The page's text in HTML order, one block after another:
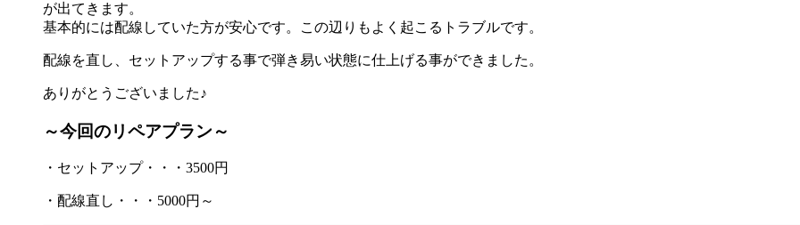
が出てきます。
基本的には配線していた方が安心です。この辺りもよく起こるトラブルです。
配線を直し、セットアップする事で弾き易い状態に仕上げる事ができました。
ありがとうございました♪
～今回のリペアプラン～
・セットアップ・・・3500円
・配線直し・・・5000円～